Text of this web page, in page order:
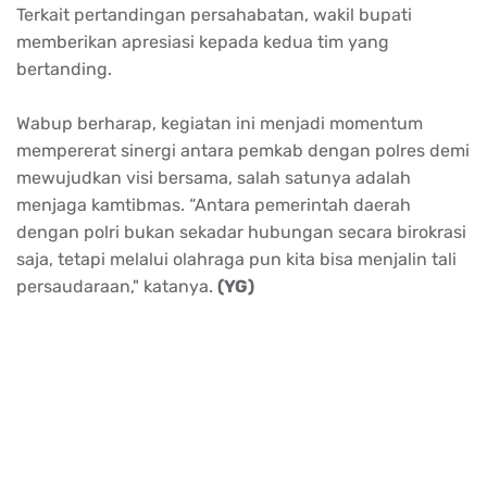
Terkait pertandingan persahabatan, wakil bupati
memberikan apresiasi kepada kedua tim yang
bertanding.
Wabup berharap, kegiatan ini menjadi momentum
mempererat sinergi antara pemkab dengan polres demi
mewujudkan visi bersama, salah satunya adalah
menjaga kamtibmas. “Antara pemerintah daerah
dengan polri bukan sekadar hubungan secara birokrasi
saja, tetapi melalui olahraga pun kita bisa menjalin tali
persaudaraan," katanya. (YG)